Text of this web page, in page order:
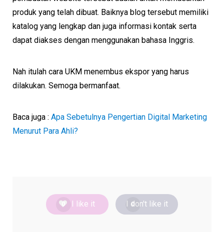
produk yang telah dibuat. Baiknya blog tersebut memiliki
katalog yang lengkap dan juga informasi kontak serta
dapat diakses dengan menggunakan bahasa Inggris.
Nah itulah cara UKM menembus ekspor yang harus
dilakukan. Semoga bermanfaat.
Baca juga : Apa Sebetulnya Pengertian Digital Marketing
Menurut Para Ahli?
0 I like it 0
I don't like it